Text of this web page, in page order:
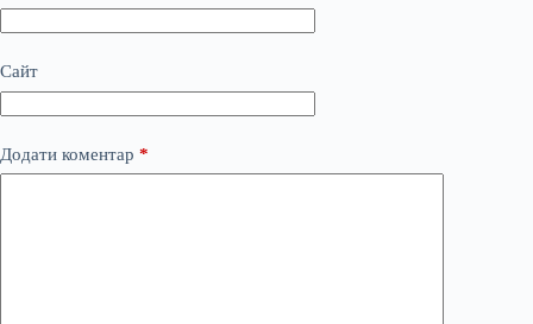
Сайт
Додати коментар *